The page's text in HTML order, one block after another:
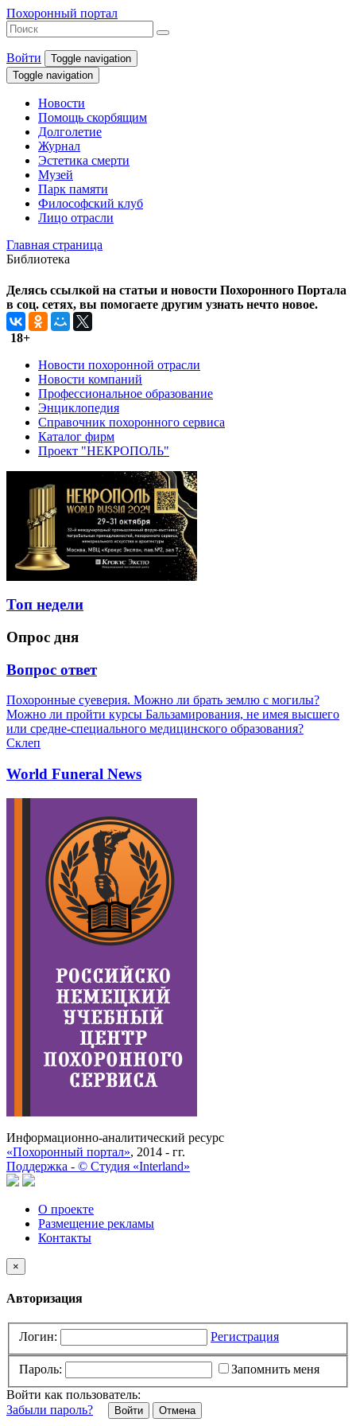
Похоронный портал
Войти
Toggle navigation
Toggle navigation
Новости
Помощь скорбящим
Долголетие
Журнал
Эстетика смерти
Музей
Парк памяти
Философский клуб
Лицо отрасли
Главная страница
Библиотека
Делясь ссылкой на статьи и новости Похоронного Портала
в соц. сетях, вы помогаете другим узнать нечто новое.
18+
Новости похоронной отрасли
Новости компаний
Профессиональное образование
Энциклопедия
Справочник похоронного сервиса
Каталог фирм
Проект "НЕКРОПОЛЬ"
Топ недели
Опрос дня
Вопрос ответ
Похоронные суеверия. Можно ли брать землю с могилы?
Можно ли пройти курсы Бальзамирования, не имея высшего
или средне-специального медицинского образования?
Склеп
World Funeral News
Информационно-аналитический ресурс
«Похоронный портал», 2014 - гг.
Поддержка - © Cтудия «Interland»
О проекте
Размещение рекламы
Контакты
×
Авторизация
Логин: Регистрация
Пароль:
Запомнить меня
Войти как пользователь:
Забыли пароль?
Отмена